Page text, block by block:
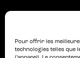
Pour offrir les
technologies telles que